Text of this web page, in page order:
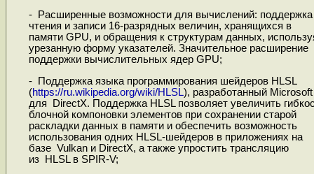
- Расширенные возможности для вычислений: поддержка
чтения и записи 16-разрядных величин, хранящихся в
памяти GPU, и обращения к структурам данных,
урезанную форму указателей. Значительное расширение
поддержки вычислительных ядер GPU;
- Поддержка языка программирования шейдеров HLSL
(https://ru.wikipedia.org/wiki/HLSL), разработанный Microsoft
для DirectX. Поддержка HLSL позволяет увеличить
блочной компоновки элементов при сохранении старой
раскладки данных в памяти и обеспечить возможность
использования одних HLSL-шейдеров в приложениях на
базе Vulkan и DirectX, а также упростить трансляцию
из HLSL в SPIR-V;